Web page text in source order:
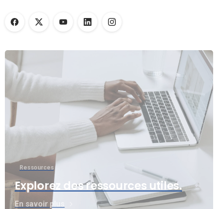
Ressources
Explorez des ressources utiles.
En savoir plus